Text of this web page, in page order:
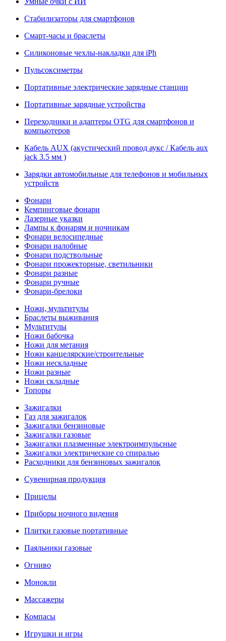
Стабилизаторы для смартфонов
Смарт-часы и браслеты
Силиконовые чехлы-накладки для iPh
Пульсоксиметры
Портативные электрические зарядные станции
Портативные зарядные устройства
Переходники и адаптеры OTG для смартфонов и
компьютеров
Кабель AUX (акустический провод аукс / Кабель aux
jack 3.5 мм )
Зарядки автомобильные для телефонов и мобильных
устройств
Фонари
Кемпинговые фонари
Лазерные указки
Лампы к фонарям и ночникам
Фонари велосипедные
Фонари налобные
Фонари подствольные
Фонари прожекторные, светильники
Фонари разные
Фонари ручные
Фонари-брелоки
Ножи, мультитулы
Браслеты выживания
Мультитулы
Ножи бабочка
Ножи для метания
Ножи канцелярские/строительные
Ножи нескладные
Ножи разные
Ножи складные
Топоры
Зажигалки
Газ для зажигалок
Зажигалки бензиновые
Зажигалки газовые
Зажигалки плазменные электроимпульсные
Зажигалки электрические со спиралью
Расходники для бензиновых зажигалок
Сувенирная продукция
Прицелы
Приборы ночного видения
Плитки газовые портативные
Паяльники газовые
Огниво
Монокли
Массажеры
Компасы
Игрушки и игры